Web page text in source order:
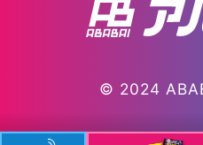
© 2024